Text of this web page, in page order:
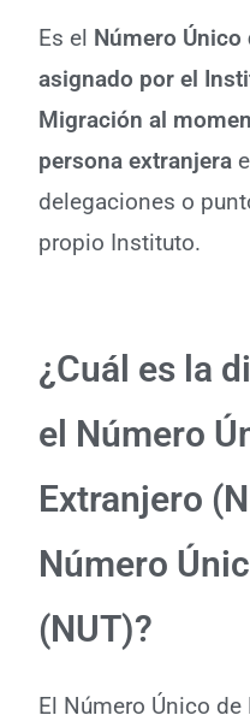
Es el Número Único
asignado por el
Migración al
persona extranjera
delegaciones o
propio Instituto.
¿Cuál es la
el Número
Extranjero
Número
(NUT)?
El Número Único de